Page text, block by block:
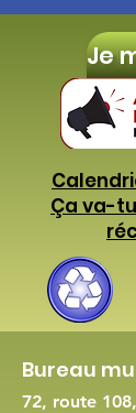
Ça va-
Bureau
72, route